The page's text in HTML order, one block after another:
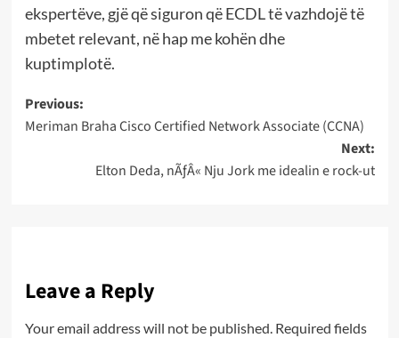
ekspertëve, gjë që siguron që ECDL të vazhdojë të
mbetet relevant, në hap me kohën dhe
kuptimplotë.
Post
navigation
Previous:
Meriman Braha Cisco Certified Network Associate (CCNA)
Next:
Elton Deda, nÃƒÂ« Nju Jork me idealin e rock-ut
Leave a Reply
Your email address will not be published. Required fields